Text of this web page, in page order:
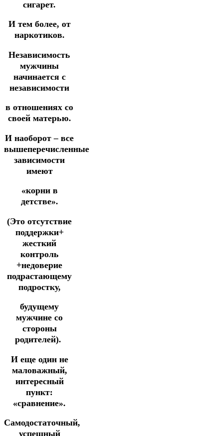
сигарет.
И тем более, от
наркотиков.
Независимость
мужчины
начинается с
независимости
в отношениях со
своей матерью.
И наоборот – все
вышеперечисленные
зависимости
имеют
«корни в
детстве».
(Это отсутствие
поддержки+
жесткий
контроль
+недоверие
подрастающему
подростку,
будущему
мужчине со
стороны
родителей).
И еще один не
маловажный,
интересный
пункт:
«сравнение».
Самодостаточный,
успешный